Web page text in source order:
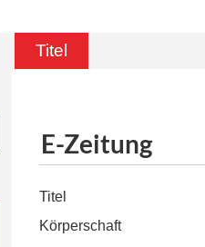
Titel
E-Zeitung
Titel
Körperschaft